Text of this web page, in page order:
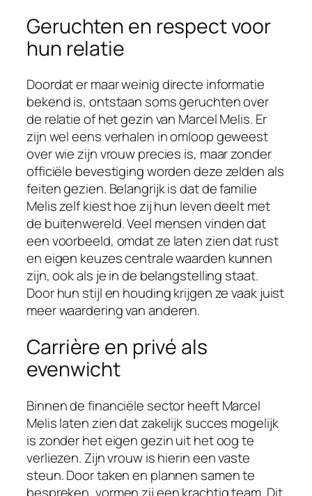
Geruchten en respect voor
hun relatie
Doordat er maar weinig directe informatie
bekend is, ontstaan soms geruchten over
de relatie of het gezin van Marcel Melis. Er
zijn wel eens verhalen in omloop geweest
over wie zijn vrouw precies is, maar zonder
officiële bevestiging worden deze zelden als
feiten gezien. Belangrijk is dat de familie
Melis zelf kiest hoe zij hun leven deelt met
de buitenwereld. Veel mensen vinden dat
een voorbeeld, omdat ze laten zien dat rust
en eigen keuzes centrale waarden kunnen
zijn, ook als je in de belangstelling staat.
Door hun stijl en houding krijgen ze vaak juist
meer waardering van anderen.
Carrière en privé als
evenwicht
Binnen de financiële sector heeft Marcel
Melis laten zien dat zakelijk succes mogelijk
is zonder het eigen gezin uit het oog te
verliezen. Zijn vrouw is hierin een vaste
steun. Door taken en plannen samen te
bespreken, vormen zij een krachtig team. Dit